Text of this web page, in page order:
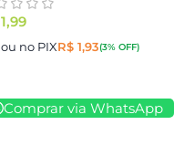
1,99
ou no PIXR$ 1,93(3% OFF)
Comprar via WhatsApp